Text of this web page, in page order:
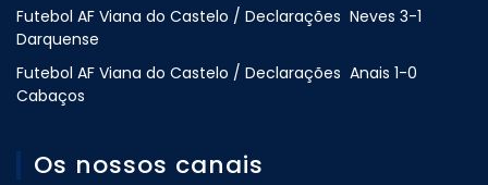
Futebol AF Viana do Castelo / Declarações Neves 3-1
Darquense
Futebol AF Viana do Castelo / Declarações Anais 1-0
Cabaços
Os nossos canais